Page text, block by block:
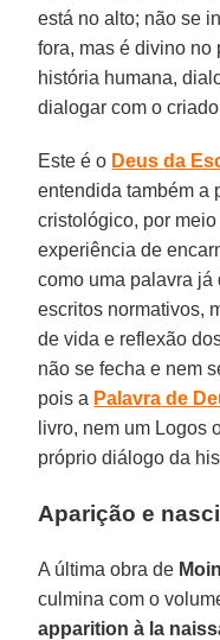
está no alto; não se
fora, mas é divino no
história humana,
dialogar com o
Este é o Deus da
entendida também a
cristológico, por meio
experiência de
como uma palavra já
escritos normativos,
de vida e reflexão
não se fecha e nem
pois a Palavra de
livro, nem um Logos
próprio diálogo da
Aparição e
A última obra de
culmina com o
apparition à la